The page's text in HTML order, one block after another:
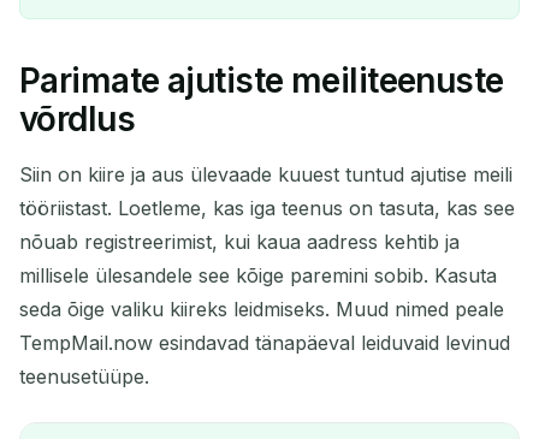
Teie ajutine e-posti aadress:
Kopeeri QR
Kustuta valitud Muuda e-posti
Parimate ajutiste meiliteenuste
võrdlus
Siin on kiire ja aus ülevaade kuuest tuntud ajutise meili
tööriistast. Loetleme, kas iga teenus on tasuta, kas see
nõuab registreerimist, kui kaua aadress kehtib ja
millisele ülesandele see kõige paremini sobib. Kasuta
seda õige valiku kiireks leidmiseks. Muud nimed peale
TempMail.now esindavad tänapäeval leiduvaid levinud
teenusetüüpe.